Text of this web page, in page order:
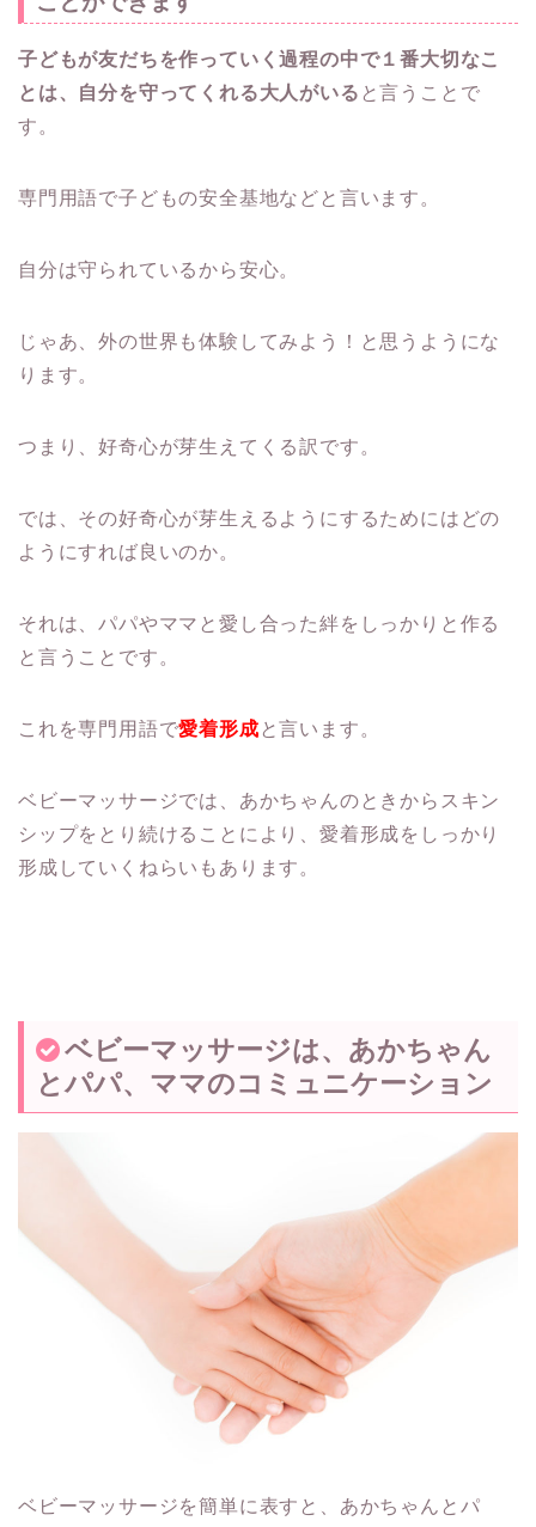
子どもが友だちを作っていく過程の中で１番大切なこ
とは、自分を守ってくれる大人がいる と言うことで
す。
専門用語で子どもの安全基地などと言います。
自分は守られているから安心。
じゃあ、外の世界も体験してみよう！と思うようにな
ります。
つまり、好奇心が芽生えてくる訳です。
では、その好奇心が芽生えるようにするためにはどの
ようにすれば良いのか。
それは、パパやママと愛し合った絆をしっかりと作る
と言うことです。
これを専門用語で愛着形成 と言います。
ベビーマッサージでは、あかちゃんのときからスキン
シップをとり続けることにより、愛着形成をしっかり
形成していくねらいもあります。
ベビーマッサージは、あかちゃん
とパパ、ママのコミュニケーション
ベビーマッサージを簡単に表すと、あかちゃんとパ